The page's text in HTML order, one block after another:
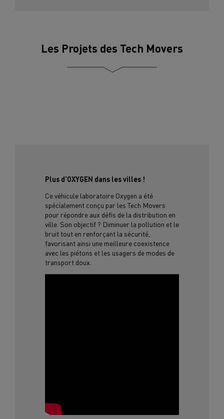
Les Projets des Tech Movers
Plus d'OXYGEN dans les villes !
Ce véhicule laboratoire Oxygen a été
spécialement conçu par les Tech Movers
pour répondre aux défis de la distribution en
ville. Son objectif ? Diminuer la pollution et le
bruit tout en renforçant la sécurité,
favorisant ainsi une meilleure coexistence
avec les piétons et les usagers de modes de
transport doux.